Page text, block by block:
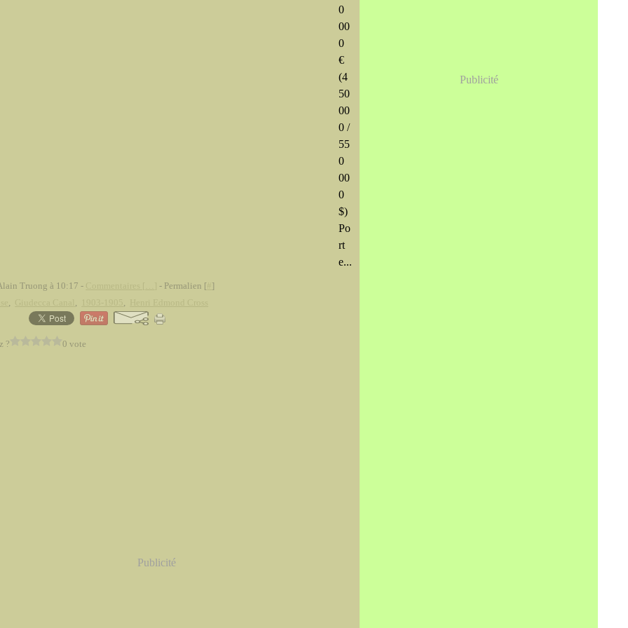
0
00
0
€
(4
50
00
0 /
55
0
00
0
$)
Po
rt
e...
Truong à 10:17 - - Permalien [ ]
, , ,
? 0 vote
Publicité
Publicité